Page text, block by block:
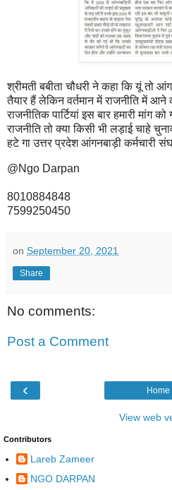
श्रीमती बबीता चौधरी ने कहा कि यूं तो
तैयार हैं लेकिन वर्तमान में राजनीति में आने
राजनीतिक पार्टियां इस बार हमारी मांग
राजनीति तो क्या किसी भी लड़ाई चाहे
हटे गा उत्तर प्रदेश आंगनबाड़ी कर्मचारी संघ
@Ngo Darpan
8010884848
7599250450
on September 20, 2021
Share
No comments:
Post a Comment
‹ Home
View web
Contributors
Lareb Zameer
NGO DARPAN